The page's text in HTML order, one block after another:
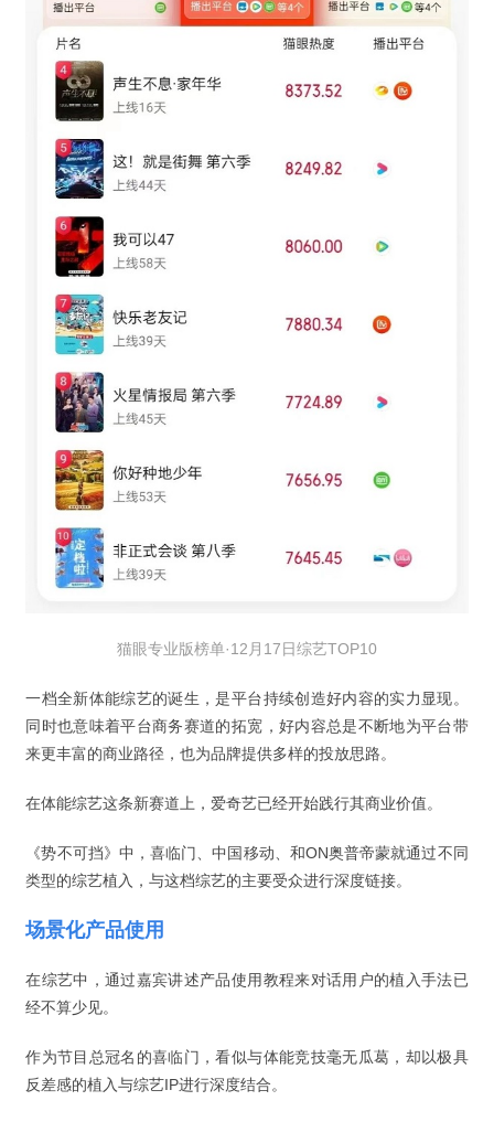
猫眼专业版榜单·12月17日综艺TOP10
一档全新体能综艺的诞生，是平台持续创造好内容的实力显现。
同时也意味着平台商务赛道的拓宽，好内容总是不断地为平台带
来更丰富的商业路径，也为品牌提供多样的投放思路。
在体能综艺这条新赛道上，爱奇艺已经开始践行其商业价值。
《势不可挡》中，喜临门、中国移动、和ON奥普帝蒙就通过不同
类型的综艺植入，与这档综艺的主要受众进行深度链接。
场景化产品使用
在综艺中，通过嘉宾讲述产品使用教程来对话用户的植入手法已
经不算少见。
作为节目总冠名的喜临门，看似与体能竞技毫无瓜葛，却以极具
反差感的植入与综艺IP进行深度结合。